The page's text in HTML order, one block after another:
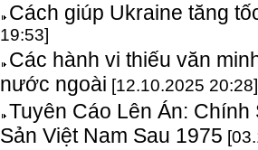
Cách giúp Ukraine tăng
19:53]
Các hành vi thiếu văn
nước ngoài [12.10.2025 20:28]
Tuyên Cáo Lên Án:
Sản Việt Nam Sau 1975